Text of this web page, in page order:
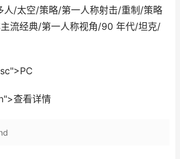
人/太空/策略/第一人称射击/重制/策略
流经典/第一人称视角/90 年代/坦克/
查看详情